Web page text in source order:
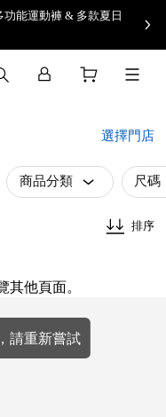
能運動褲 & 多款夏日
選擇門店
商品分類 尺碼
排序
其他頁面。
請重新嘗試